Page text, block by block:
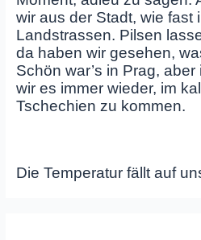
wir aus der Stadt, wie fast
Landstrassen. Pilsen
da haben wir gesehen,
Schön war’s in Prag,
wir es immer wieder, im
Tschechien zu kommen.
Die Temperatur fällt auf